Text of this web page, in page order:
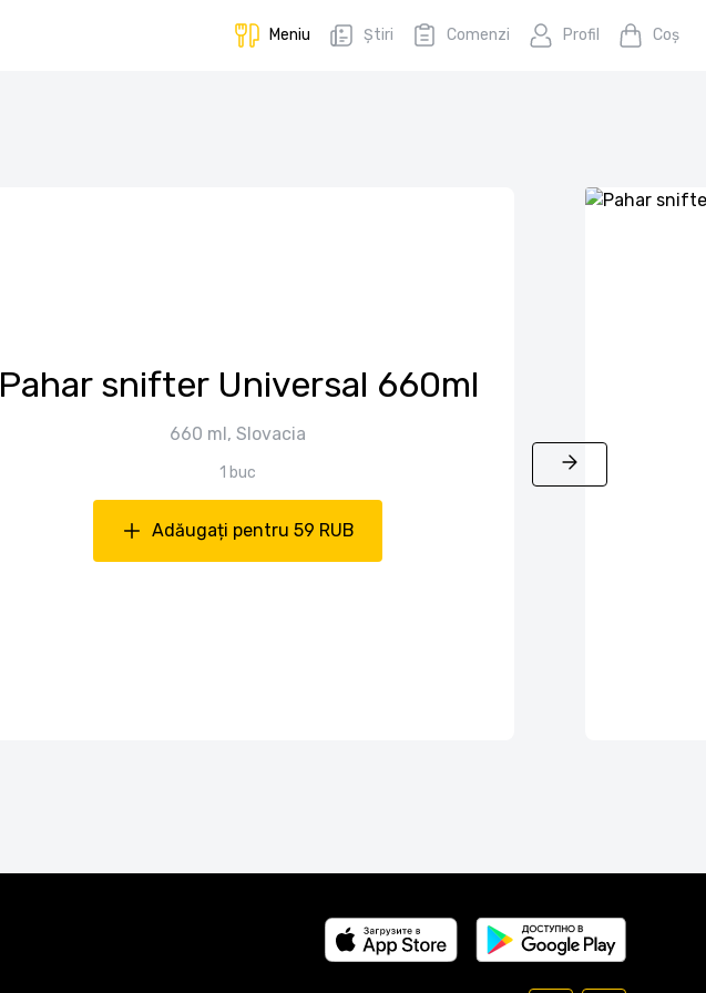
Meniu Știri Comenzi Profil Coş
Pahar snifter Universal 660ml
660 ml, Slovacia
1 buc
Adăugați pentru 59 RUB